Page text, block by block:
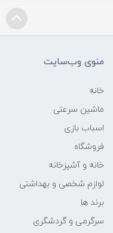
منوی وب‌سایت
خانه
ماشین سرعتی
اسباب بازی
فروشگاه
خانه و آشپزخانه
لوازم شخصی و بهداشتی
برند ها
سرگرمی و گردشگری